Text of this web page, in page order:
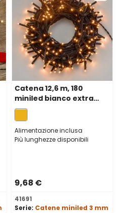
5 stelle
Catena 12,6 m, 180
miniled bianco extra
caldo, cavo verde
Alimentazione inclusa
Più lunghezze disponibili
9,68 €
41691
Serie: Catene miniled 3 mm